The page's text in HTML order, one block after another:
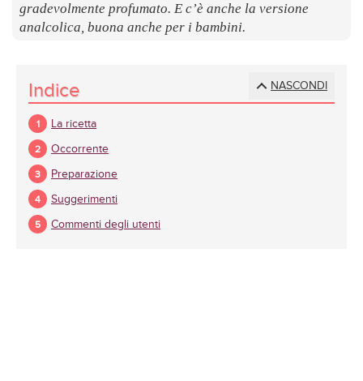
gradevolmente profumato. E c’è anche la versione
analcolica, buona anche per i bambini.
NASCONDI
Indice
La ricetta
Occorrente
Preparazione
Suggerimenti
Commenti degli utenti